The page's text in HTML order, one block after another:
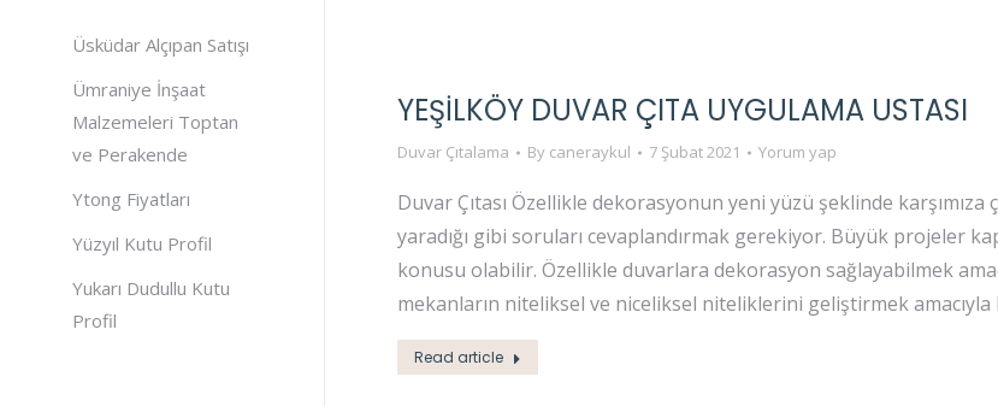
YEŞILKÖY DUVAR ÇITA UYGULAMA USTASI
Duvar Çıtalama By caneraykul 7 Şubat 2021 Yorum yap
Duvar Çıtası Özellikle dekorasyonun yeni yüzü şeklinde
yaradığı gibi soruları cevaplandırmak gerekiyor. Büyük projeler
konusu olabilir. Özellikle duvarlara dekorasyon sağlayabilmek
mekanların niteliksel ve niceliksel niteliklerini geliştirmek amacıyla
Read article
Üsküdar Alçıpan Satışı
Ümraniye İnşaat
Malzemeleri Toptan
ve Perakende
Ytong Fiyatları
Yüzyıl Kutu Profil
Yukarı Dudullu Kutu
Profil